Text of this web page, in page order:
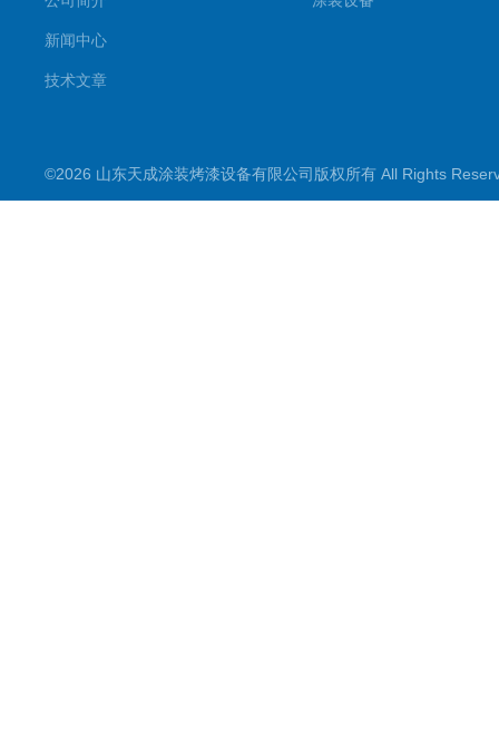
新闻中心
技术文章
©2026 山东天成涂装烤漆设备有限公司版权所有 All Rights